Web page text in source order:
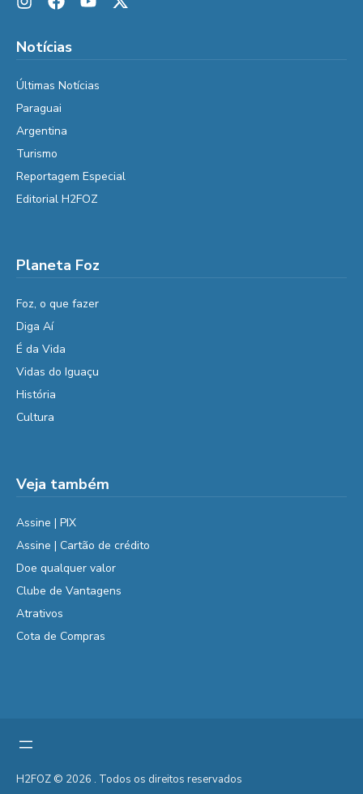
Notícias
Últimas Notícias
Paraguai
Argentina
Turismo
Reportagem Especial
Editorial H2FOZ
Planeta Foz
Foz, o que fazer
Diga Aí
É da Vida
Vidas do Iguaçu
História
Cultura
Veja também
Assine | PIX
Assine | Cartão de crédito
Doe qualquer valor
Clube de Vantagens
Atrativos
Cota de Compras
H2FOZ © 2026 . Todos os direitos reservados